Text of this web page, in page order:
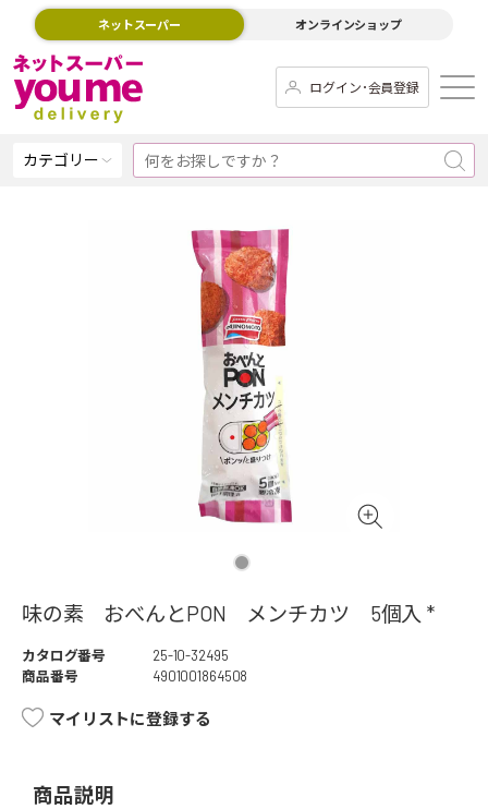
ネットスーパー オンラインショップ
ログイン･会員登録
カテゴリー
味の素 おべんとPON メンチカツ 5個入 *
カタログ番号
25-10-32495
商品番号
4901001864508
マイリストに登録する
商品説明